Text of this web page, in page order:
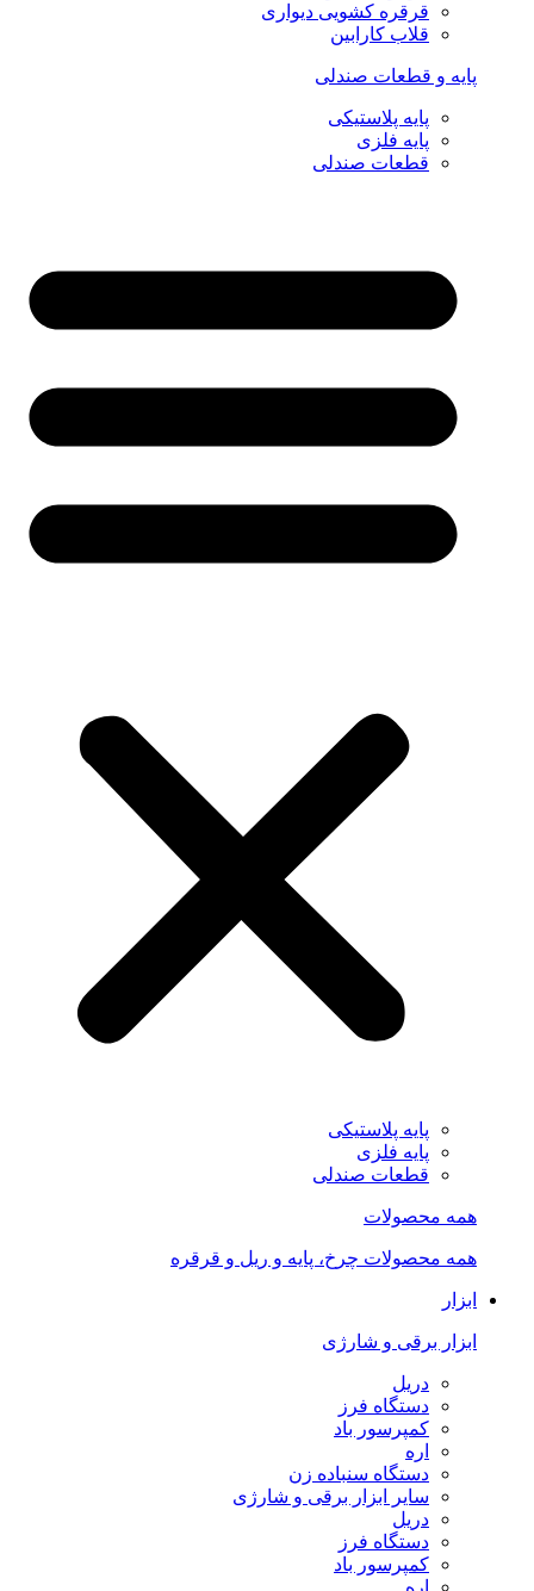
قرقره کشویی دیواری
قلاب کارابین
پایه و قطعات صندلی
پایه پلاستیکی
پایه فلزی
قطعات صندلی
پایه پلاستیکی
پایه فلزی
قطعات صندلی
همه محصولات
همه محصولات چرخ، پایه و ریل و قرقره
ابزار
ابزار برقی و شارژی
دریل
دستگاه فرز
کمپرسور باد
اره
دستگاه سنباده زن
سایر ابزار برقی و شارژی
دریل
دستگاه فرز
کمپرسور باد
اره